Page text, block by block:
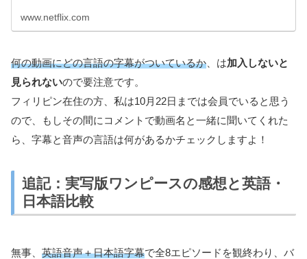
www.netflix.com
何の動画にどの言語の字幕がついているか 、は加入しないと
見られないので要注意です。
フィリピン在住の方、私は10月22日までは会員でいると思う
ので、もしその間にコメントで動画名と一緒に聞いてくれた
ら、字幕と音声の言語は何があるかチェックしますよ！
追記：実写版ワンピースの感想と英語・
日本語比較
無事、 英語音声＋日本語字幕で全8エピソードを観終わり、バ